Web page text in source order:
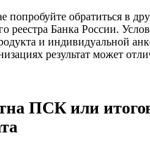
попробуйте обратиться в
реестра Банка России.
и индивидуальной
результат может
ПСК или